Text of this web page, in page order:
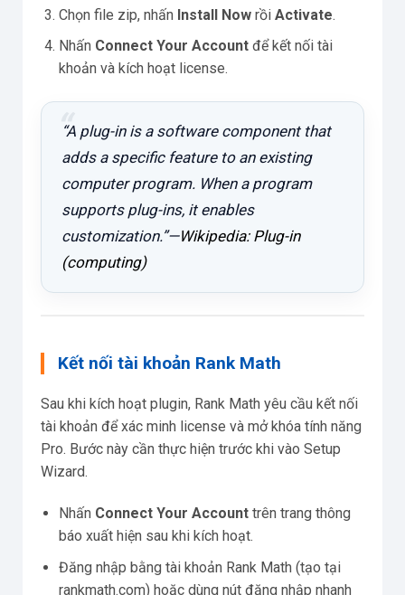
Chọn file zip, nhấn Install Now rồi Activate.
Nhấn Connect Your Account để kết nối tài
khoản và kích hoạt license.
“A plug-in is a software component that
adds a specific feature to an existing
computer program. When a program
supports plug-ins, it enables
customization.”—Wikipedia: Plug-in
(computing)
Kết nối tài khoản Rank Math
Sau khi kích hoạt plugin, Rank Math yêu cầu kết nối
tài khoản để xác minh license và mở khóa tính năng
Pro. Bước này cần thực hiện trước khi vào Setup
Wizard.
Nhấn Connect Your Account trên trang thông
báo xuất hiện sau khi kích hoạt.
Đăng nhập bằng tài khoản Rank Math (tạo tại
rankmath.com) hoặc dùng nút đăng nhập nhanh